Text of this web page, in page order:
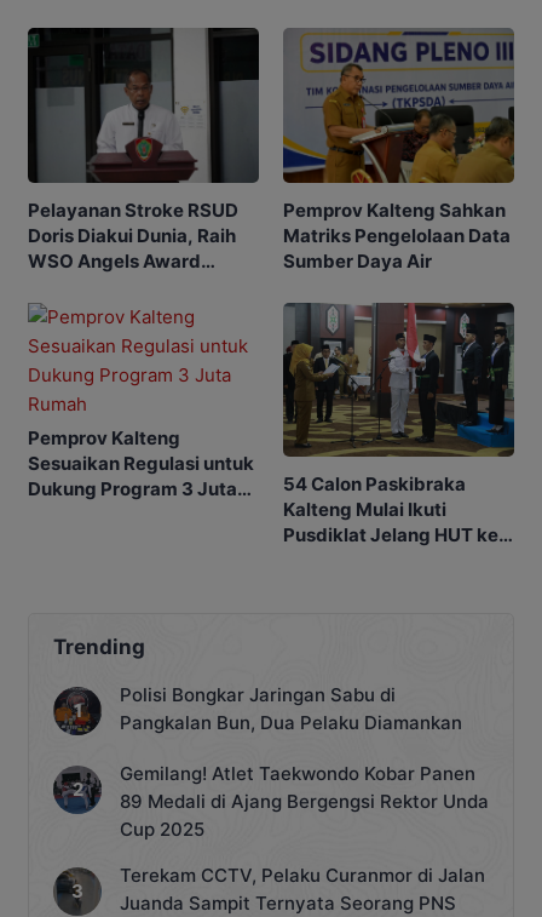
Pelayanan Stroke RSUD
Doris Diakui Dunia, Raih
WSO Angels Award
Pemprov Kalteng Sahkan
Matriks Pengelolaan Data
Sumber Daya Air
Pemprov Kalteng
Sesuaikan Regulasi untuk
Dukung Program 3 Juta
54 Calon Paskibraka
Kalteng Mulai Ikuti
Pusdiklat Jelang HUT ke-
Trending
Polisi Bongkar Jaringan Sabu di
Pangkalan Bun, Dua Pelaku Diamankan
Gemilang! Atlet Taekwondo Kobar Panen
89 Medali di Ajang Bergengsi Rektor Unda
Cup 2025
Terekam CCTV, Pelaku Curanmor di Jalan
Juanda Sampit Ternyata Seorang PNS